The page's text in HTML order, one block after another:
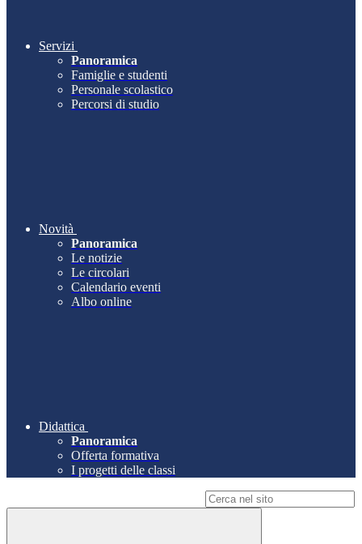
Servizi
Panoramica
Famiglie e studenti
Personale scolastico
Percorsi di studio
Novità
Panoramica
Le notizie
Le circolari
Calendario eventi
Albo online
Didattica
Panoramica
Offerta formativa
I progetti delle classi